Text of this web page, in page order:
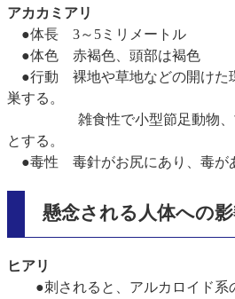
アカカミアリ
●体長 3～5ミリメートル
●体色 赤褐色、頭部は褐色
●行動 裸地や草地などの開けた
巣する。
雑食性で小型節足動物、甘
とする。
●毒性 毒針がお尻にあり、毒が
懸念される人体への
ヒアリ
●刺されると、アルカロイド系